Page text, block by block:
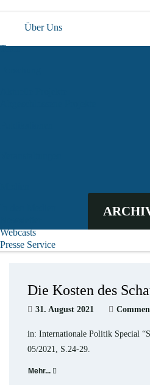
Über Uns
Team
Webcasts
Presse Service
Die Kosten des
31. August 2021
in: Internationale Politik Special
05/2021, S.24-29.
Mehr...